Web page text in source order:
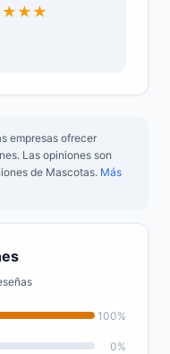
★ ★ ★
empresas ofrecer
Las opiniones son
de Mascotas. Más
100%
0%